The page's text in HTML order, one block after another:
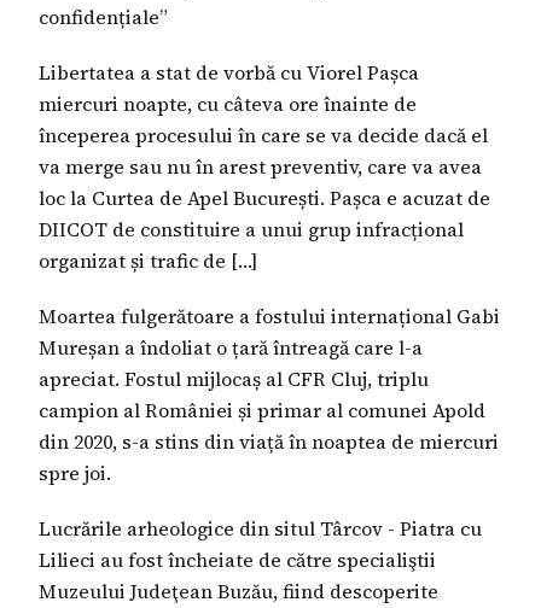
confidențiale”
Libertatea a stat de vorbă cu Viorel Pașca
miercuri noapte, cu câteva ore înainte de
începerea procesului în care se va decide dacă el
va merge sau nu în arest preventiv, care va avea
loc la Curtea de Apel București. Pașca e acuzat de
DIICOT de constituire a unui grup infracțional
organizat și trafic de […]
Moartea fulgerătoare a fostului internațional Gabi
Mureșan a îndoliat o țară întreagă care l-a
apreciat. Fostul mijlocaș al CFR Cluj, triplu
campion al României și primar al comunei Apold
din 2020, s-a stins din viață în noaptea de miercuri
spre joi.
Lucrările arheologice din situl Târcov - Piatra cu
Lilieci au fost încheiate de către specialiştii
Muzeului Judeţean Buzău, fiind descoperite